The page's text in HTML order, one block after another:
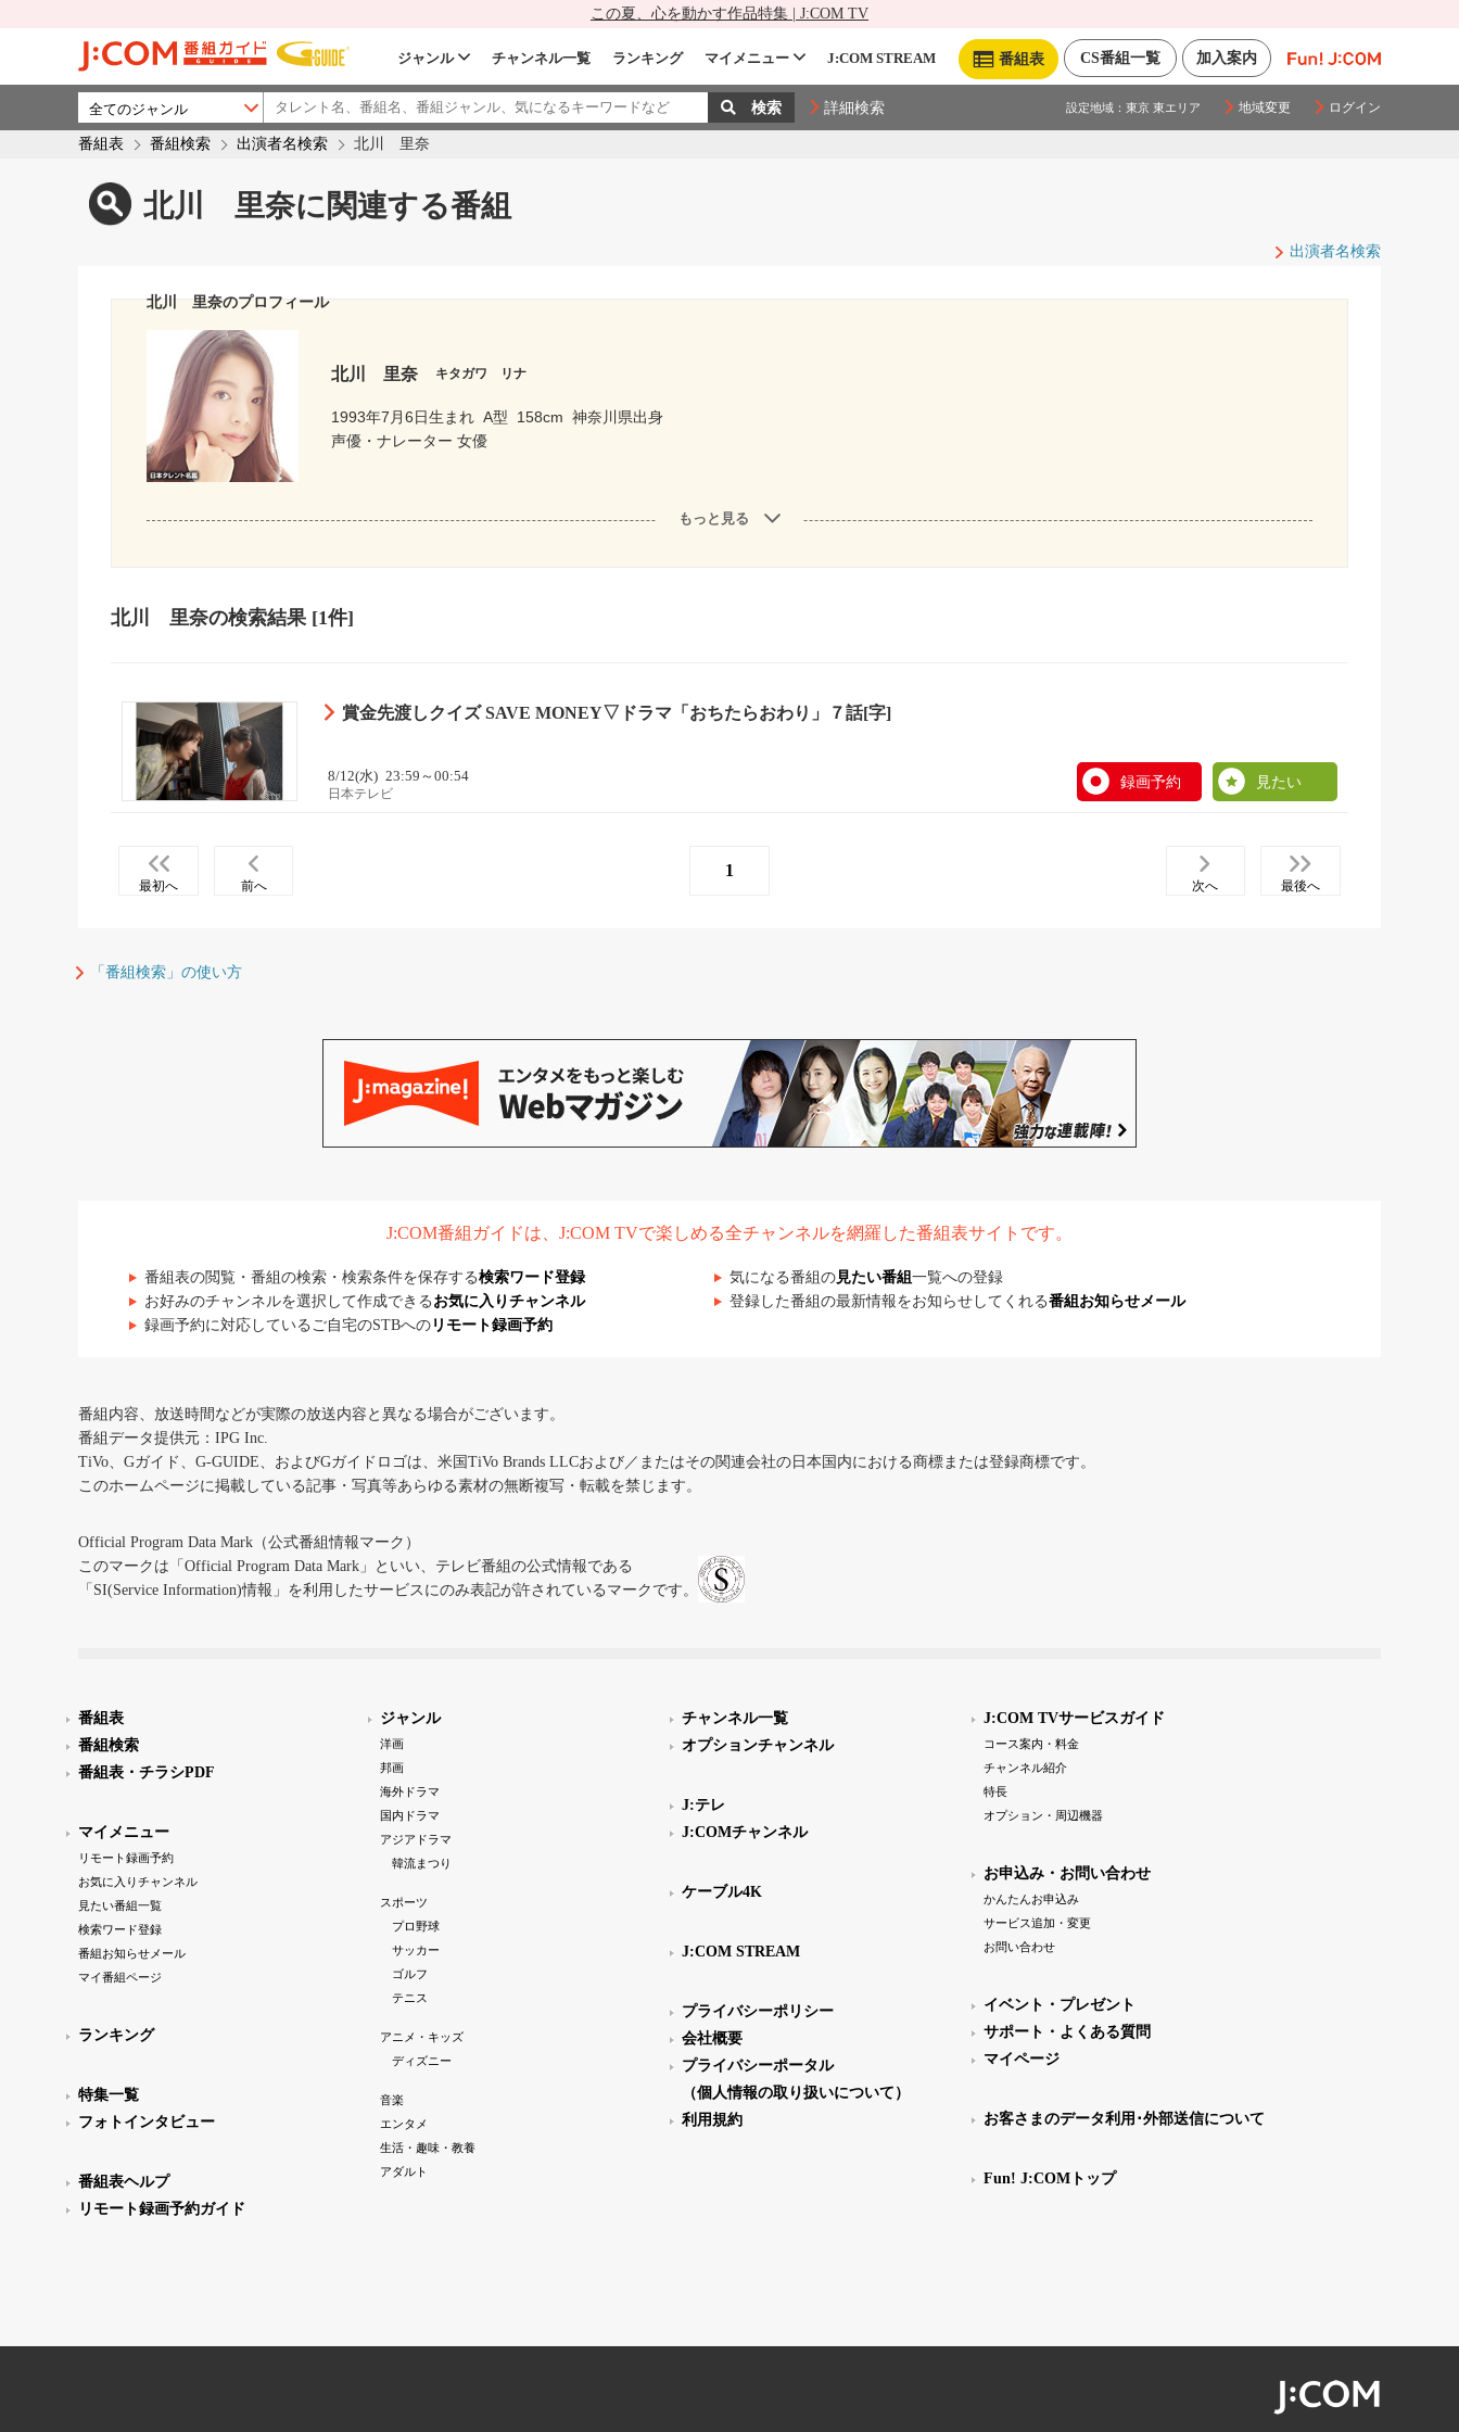
この夏、心を動かす作品特集 | J:COM TV
加入案内
CS番組一覧
番組表
ジャンル チャンネル一覧 ランキング マイメニュー J:COM STREAM
詳細検索 設定地域： 東京 東エリア 地域変更 ログイン
番組表 番組検索 出演者名検索 北川 里奈
北川 里奈に関連する番組
出演者名検索
北川 里奈のプロフィール
北川 里奈 キタガワ リナ
1993年7月6日生まれ A型 158cm 神奈川県出身
声優・ナレーター 女優
もっと見る
北川 里奈の検索結果 [1件]
賞金先渡しクイズ SAVE MONEY▽ドラマ「おちたらおわり」７話[字]
8/12(水) 23:59～00:54
日本テレビ
録画予約 見たい
最初へ 前へ
1
次へ 最後へ
「番組検索」の使い方
J:COM番組ガイドは、J:COM TVで楽しめる全チャンネルを網羅した番組表サイトです。
番組表の閲覧・番組の検索・検索条件を保存する検索ワード登録 気になる番組の見たい番組 一覧への登録
お好みのチャンネルを選択して作成できる お気に入りチャンネル 登録した番組の最新情報をお知らせしてくれる番組お知らせメール
録画予約に対応しているご自宅のSTBへの リモート録画予約
番組内容、放送時間などが実際の放送内容と異なる場合がございます。
番組データ提供元：IPG Inc.
TiVo、Gガイド、G-GUIDE、およびGガイドロゴは、米国TiVo Brands LLCおよび／またはその関連会社の日本国内における商標または登録商標です。
このホームページに掲載している記事・写真等あらゆる素材の無断複写・転載を禁じます。
Official Program Data Mark（公式番組情報マーク）
このマークは「Official Program Data Mark」といい、テレビ番組の公式情報である
「SI(Service Information)情報」を利用したサービスにのみ表記が許されているマークです。
番組表
番組検索
番組表・チラシPDF
マイメニュー
リモート録画予約
お気に入りチャンネル
見たい番組一覧
検索ワード登録
番組お知らせメール
マイ番組ページ
ランキング
特集一覧
フォトインタビュー
番組表ヘルプ
リモート録画予約ガイド
ジャンル
洋画
邦画
海外ドラマ
国内ドラマ
アジアドラマ
韓流まつり
スポーツ
プロ野球
サッカー
ゴルフ
テニス
アニメ・キッズ
ディズニー
音楽
エンタメ
生活・趣味・教養
アダルト
チャンネル一覧
オプションチャンネル
J:テレ
J:COMチャンネル
ケーブル4K
J:COM STREAM
プライバシーポリシー
会社概要
プライバシーポータル
（個人情報の取り扱いについて）
利用規約
J:COM TVサービスガイド
コース案内・料金
チャンネル紹介
特長
オプション・周辺機器
お申込み・お問い合わせ
かんたんお申込み
サービス追加・変更
お問い合わせ
イベント・プレゼント
サポート・よくある質問
マイページ
お客さまのデータ利用･外部送信について
Fun! J:COMトップ